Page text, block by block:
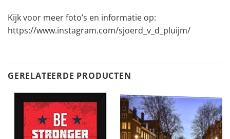
Kijk voor meer foto’s en informatie op:
https://www.instagram.com/sjoerd_v_d_pluijm/
GERELATEERDE PRODUCTEN